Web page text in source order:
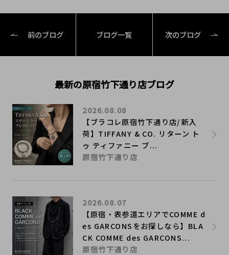
前のブログ ブログ一覧 次のブログ
最新の原宿竹下通り店ブログ
【ブラコレ原宿竹下通り店/新入
荷】TIFFANY & CO. リターン ト
ゥ ティファニー ブ...
2026.08.08
原宿竹下通り店
【原宿・表参道エリアでCOMME d
es GARCONSをお探しなら】BLA
CK COMME des GARCONS...
2026.08.07
原宿竹下通り店